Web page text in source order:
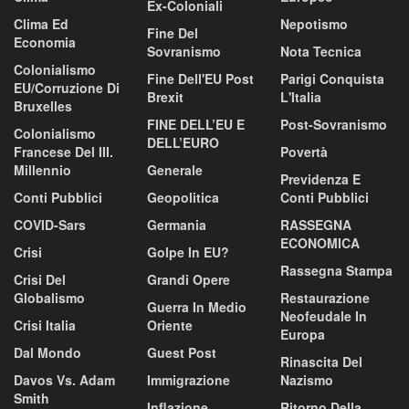
Clima Ed
Economia
Colonialismo
EU/corruzione Di
Bruxelles
Colonialismo
Francese Del III.
Millennio
Conti Pubblici
COVID-Sars
Crisi
Crisi Del
Globalismo
Crisi Italia
Dal Mondo
Davos Vs. Adam
Smith
Ex-Coloniali
Fine Del
Sovranismo
Fine Dell'EU Post
Brexit
FINE DELL’EU E
DELL’EURO
Generale
Geopolitica
Germania
Golpe In EU?
Grandi Opere
Guerra In Medio
Oriente
Guest Post
Immigrazione
Nepotismo
Nota Tecnica
Parigi Conquista
L'Italia
Post-Sovranismo
Povertà
Previdenza E
Conti Pubblici
RASSEGNA
ECONOMICA
Rassegna Stampa
Restaurazione
Neofeudale In
Europa
Rinascita Del
Nazismo